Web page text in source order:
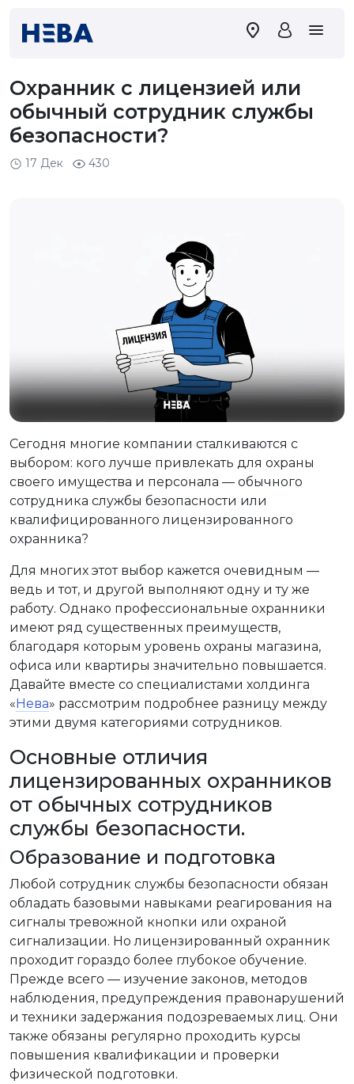
Охранник с лицензией или
обычный сотрудник службы
безопасности?
17 Дек 430
Сегодня многие компании сталкиваются с
выбором: кого лучше привлекать для охраны
своего имущества и персонала — обычного
сотрудника службы безопасности или
квалифицированного лицензированного
охранника?
Для многих этот выбор кажется очевидным —
ведь и тот, и другой выполняют одну и ту же
работу. Однако профессиональные охранники
имеют ряд существенных преимуществ,
благодаря которым уровень охраны магазина,
офиса или квартиры значительно повышается.
Давайте вместе со специалистами холдинга
«Нева» рассмотрим подробнее разницу между
этими двумя категориями сотрудников.
Основные отличия
лицензированных охранников
от обычных сотрудников
службы безопасности.
Образование и подготовка
Любой сотрудник службы безопасности обязан
обладать базовыми навыками реагирования на
сигналы тревожной кнопки или охраной
сигнализации. Но лицензированный охранник
проходит гораздо более глубокое обучение.
Прежде всего — изучение законов, методов
наблюдения, предупреждения правонарушений
и техники задержания подозреваемых лиц. Они
также обязаны регулярно проходить курсы
повышения квалификации и проверки
физической подготовки.